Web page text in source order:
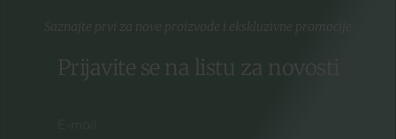
Saznajte prvi za nove proizvode i ekskluzivne promocije
Prijavite se na listu za novosti